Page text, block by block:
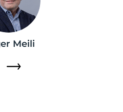
Meili